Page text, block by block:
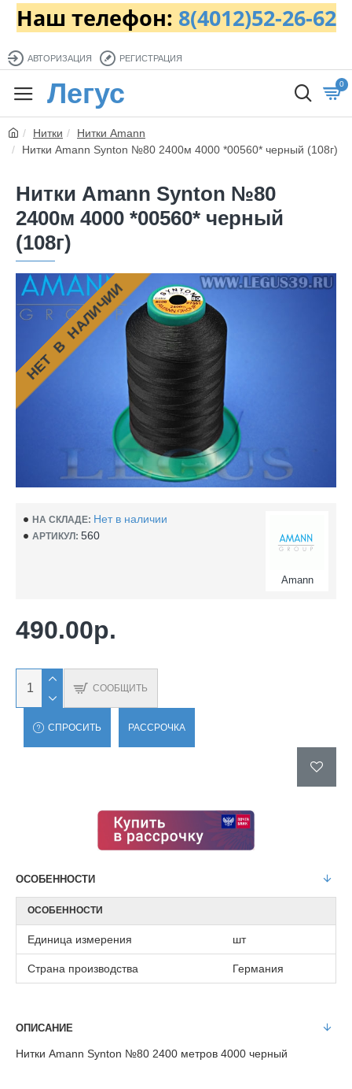
Наш телефон: 8(4012)52-26-62
АВТОРИЗАЦИЯ РЕГИСТРАЦИЯ
Легус 0
Нитки
Нитки Amann
Нитки Amann Synton №80 2400м 4000 *00560* черный (108г)
Нитки Amann Synton №80
2400м 4000 *00560* черный
(108г)
НЕТ В НАЛИЧИИ
НА СКЛАДЕ: Нет в наличии
АРТИКУЛ: 560
Amann
490.00р.
СООБЩИТЬ
СПРОСИТЬ РАССРОЧКА
ОСОБЕННОСТИ
ОСОБЕННОСТИ
Единица измерения шт
Страна производства Германия
ОПИСАНИЕ
Нитки Amann Synton №80 2400 метров 4000 черный